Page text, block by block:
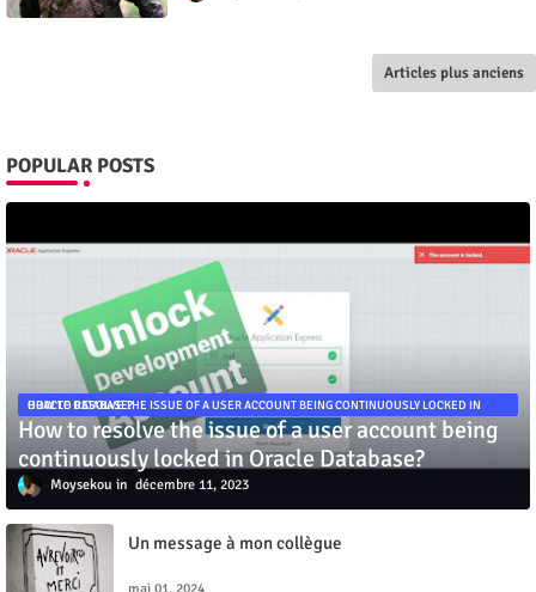
Articles plus anciens
POPULAR POSTS
HOW TO RESOLVE THE ISSUE OF A USER ACCOUNT BEING CONTINUOUSLY LOCKED IN ORACLE DATABASE?
How to resolve the issue of a user account being
continuously locked in Oracle Database?
Moysekou décembre 11, 2023
Un message à mon collègue